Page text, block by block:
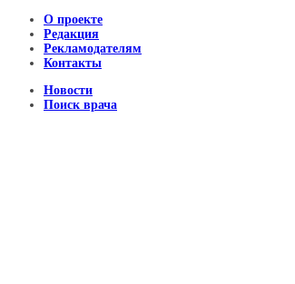
О проекте
Редакция
Рекламодателям
Контакты
Новости
Поиск врача